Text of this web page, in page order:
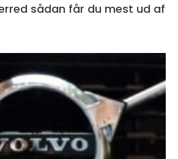
ud af